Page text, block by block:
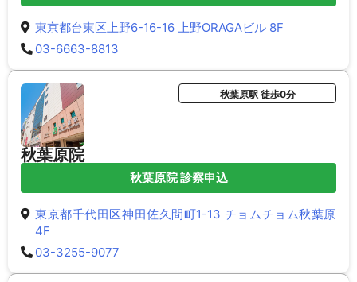
東京都台東区上野6-16-16 上野ORAGAビル 8F
03-6663-8813
秋葉原院
秋葉原駅 徒歩0分
秋葉原院 診察申込
東京都千代田区神田佐久間町1-13 チョムチョム秋葉原
4F
03-3255-9077